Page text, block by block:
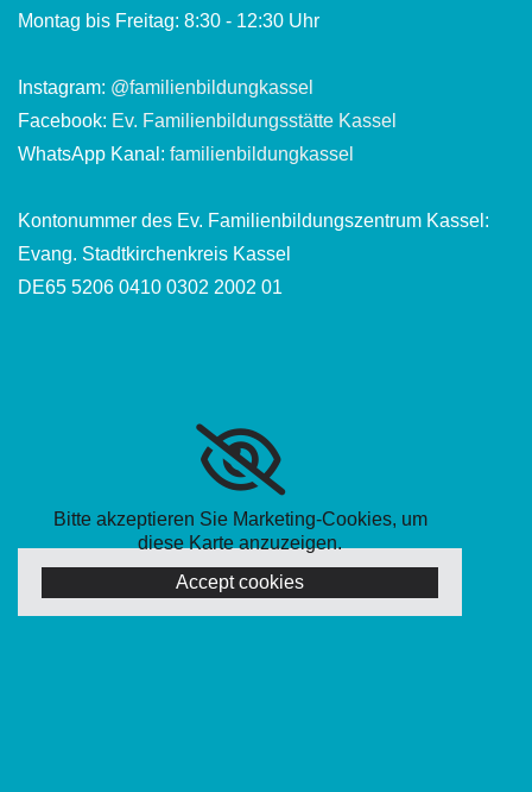
Montag bis Freitag: 8:30 - 12:30 Uhr
Instagram: @familienbildungkassel
Facebook: Ev. Familienbildungsstätte Kassel
WhatsApp Kanal: familienbildungkassel
Kontonummer des Ev. Familienbildungszentrum Kassel:
Evang. Stadtkirchenkreis Kassel
DE65 5206 0410 0302 2002 01
Bitte akzeptieren Sie Marketing-Cookies, um
diese Karte anzuzeigen.
Accept cookies